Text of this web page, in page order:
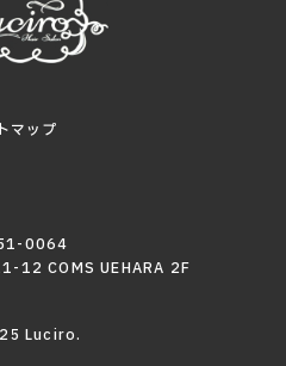
マップ
0064
12 COMS UEHARA 2F
Luciro.